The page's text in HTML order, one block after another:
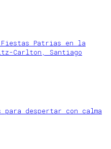
Fiestas Patrias en la
Carlton, Santiago
para despertar con calma